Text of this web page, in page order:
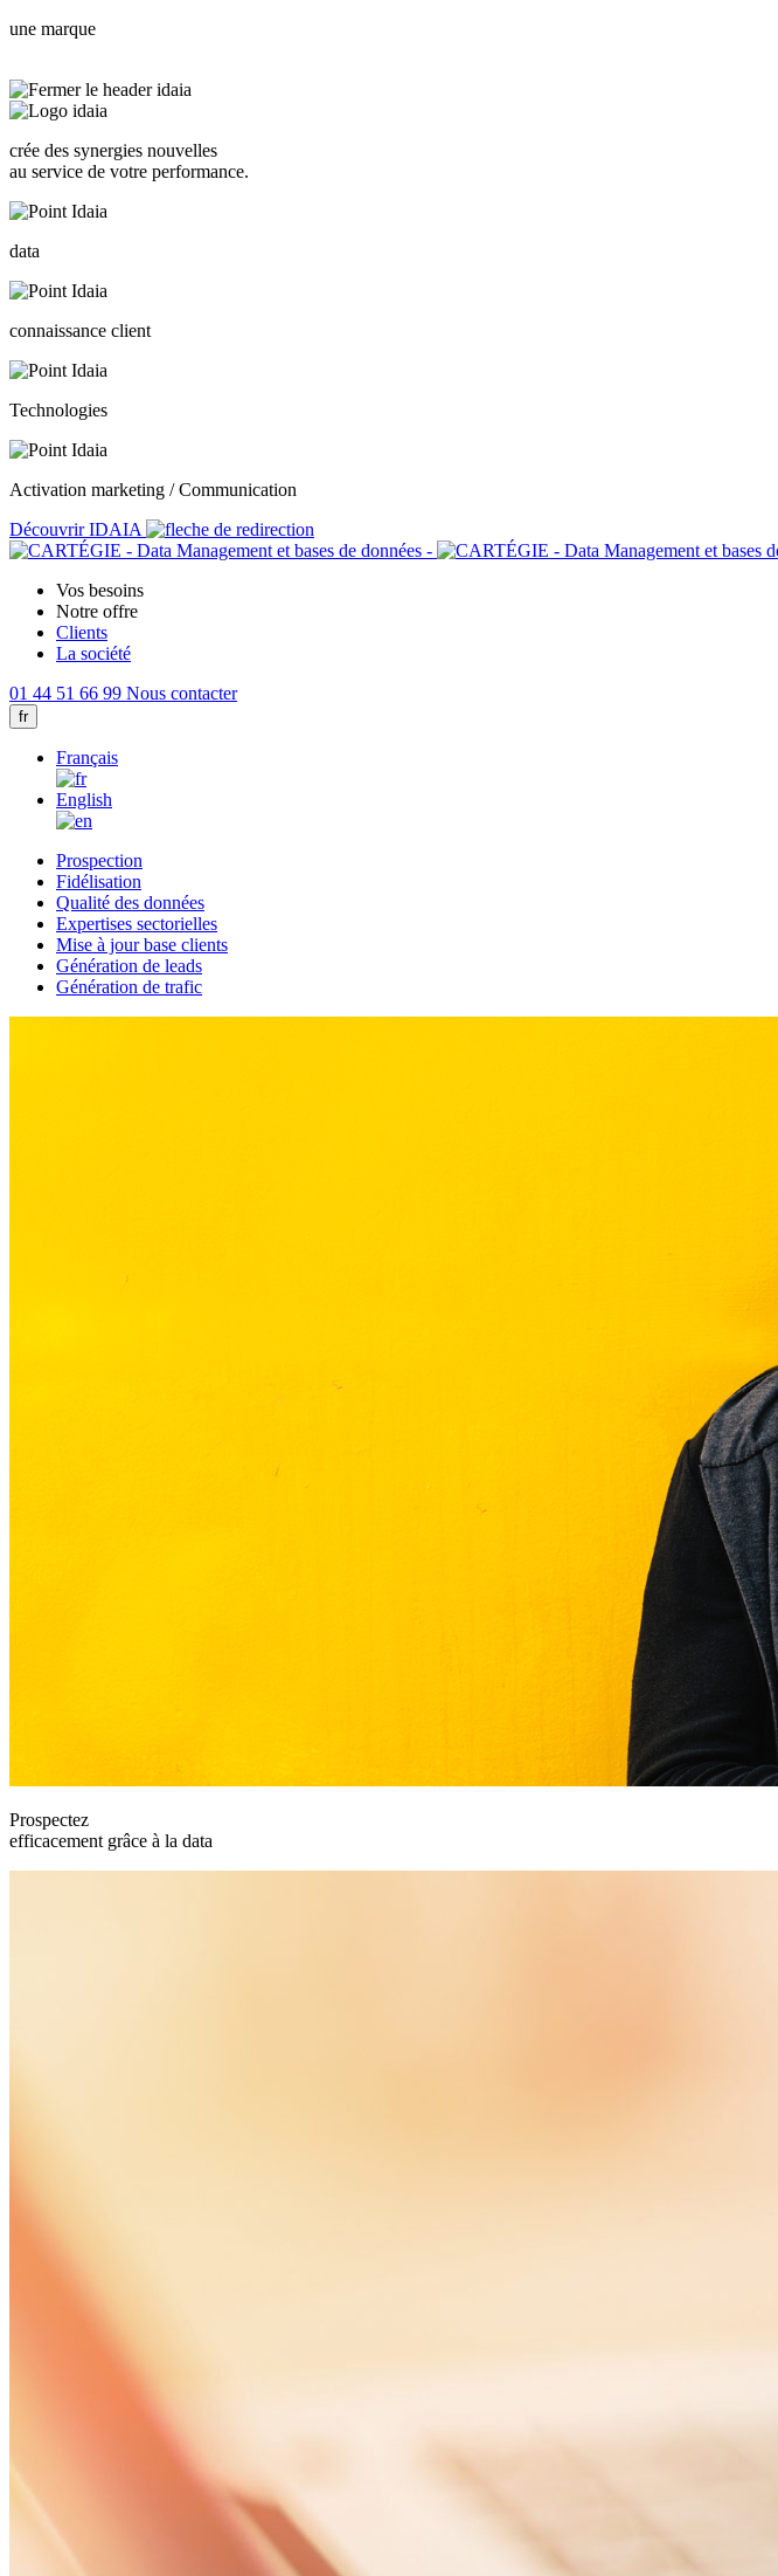
une marque
crée des synergies nouvelles
au service de votre performance.
data
connaissance client
Technologies
Activation marketing / Communication
Découvrir IDAIA
Vos besoins
Notre offre
Clients
La société
01 44 51 66 99 Nous contacter
fr
Français
English
Prospection
Fidélisation
Qualité des données
Expertises sectorielles
Mise à jour base clients
Génération de leads
Génération de trafic
Prospectez
efficacement grâce à la data